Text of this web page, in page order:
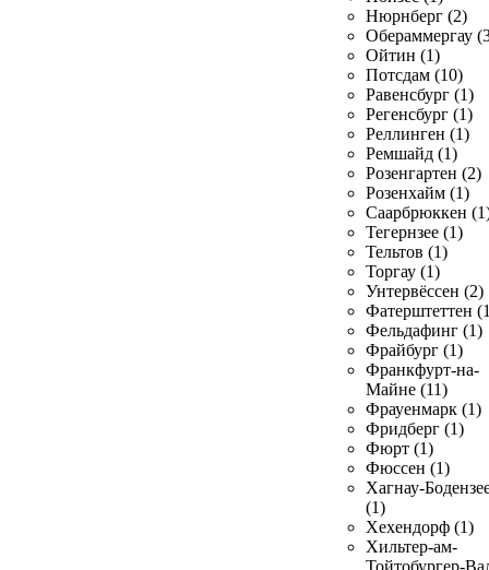
Нюрнберг (2)
Обераммергау
Ойтин (1)
Потсдам (10)
Равенсбург (1)
Регенсбург (1)
Реллинген (1)
Ремшайд (1)
Розенгартен (2)
Розенхайм (1)
Саарбрюккен
Тегернзее (1)
Тельтов (1)
Торгау (1)
Унтервёссен (2)
Фатерштеттен
Фельдафинг (1)
Фрайбург (1)
Франкфурт-на-
Майне (11)
Фрауенмарк (1)
Фридберг (1)
Фюрт (1)
Фюссен (1)
Хагнау-
(1)
Хехендорф (1)
Хильтер-ам-
Тойтобургер-